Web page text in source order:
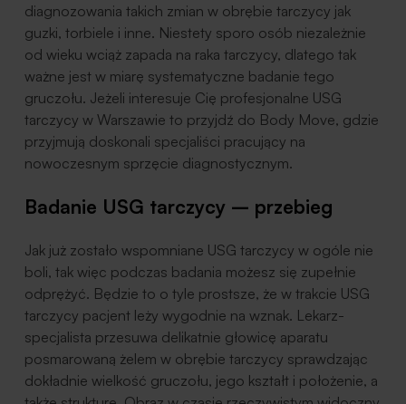
diagnozowania takich zmian w obrębie tarczycy jak
guzki, torbiele i inne. Niestety sporo osób niezależnie
od wieku wciąż zapada na raka tarczycy, dlatego tak
ważne jest w miarę systematyczne badanie tego
gruczołu. Jeżeli interesuje Cię profesjonalne USG
tarczycy w Warszawie to przyjdź do Body Move, gdzie
przyjmują doskonali specjaliści pracujący na
nowoczesnym sprzęcie diagnostycznym.
Badanie USG tarczycy – przebieg
Jak już zostało wspomniane USG tarczycy w ogóle nie
boli, tak więc podczas badania możesz się zupełnie
odprężyć. Będzie to o tyle prostsze, że w trakcie USG
tarczycy pacjent leży wygodnie na wznak. Lekarz-
specjalista przesuwa delikatnie głowicę aparatu
posmarowaną żelem w obrębie tarczycy sprawdzając
dokładnie wielkość gruczołu, jego kształt i położenie, a